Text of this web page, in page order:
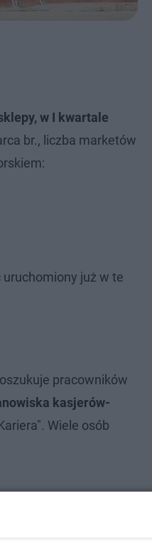
w I kwartale
br., liczba marketów
już w te
pracowników
kasjerów-
Wiele osób